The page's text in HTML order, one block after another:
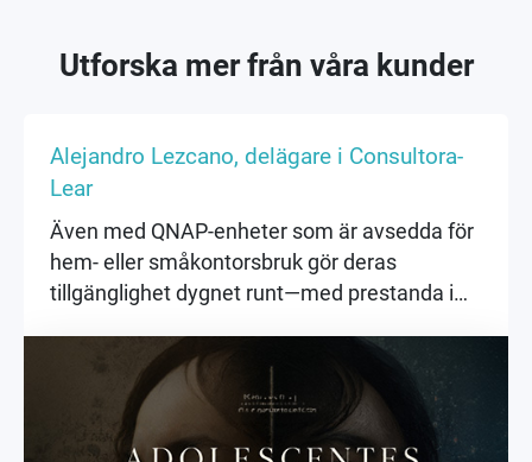
Utforska mer från våra kunder
Alejandro Lezcano, delägare i Consultora-
Lear
Även med QNAP-enheter som är avsedda för
hem- eller småkontorsbruk gör deras
tillgänglighet dygnet runt—med prestanda i
överlägsna alla vanliga PC-datorer. Jag kan
inte föreställa mig ett filmprojekt utan att ta
hänsyn till både lagringskapacitet och
datasäkerhet.